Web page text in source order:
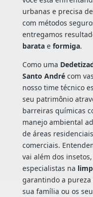
urbanas e precisa
com métodos
entregamos
baratae formiga.
Como uma
Santo Andrécom
nosso time técnico
seu patrimônio
barreiras químicas
manejo ambiental
de áreas
comerciais.
vai além dos
especialistas na
garantindo a
sua família ou os